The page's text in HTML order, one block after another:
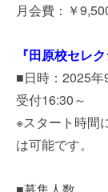
月会費：￥
『田原校セレ
■日時：2025
受付16:30～
※スタート時間
は可能です。